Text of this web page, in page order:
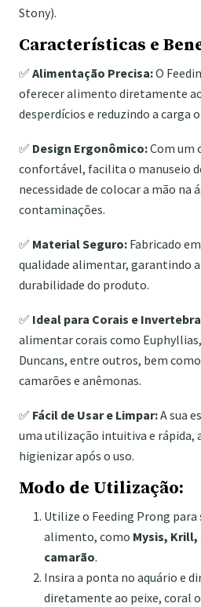
Stony).
Características e
✅ Alimentação Precisa:O
oferecer alimento diretamente
desperdícios e reduzindo a carga
✅ Design Ergonômico:Com um
confortável, facilita o manuseio
necessidade de colocar a mão na
contaminações.
✅ Material Seguro: Fabricado
qualidade alimentar, garantindo
durabilidade do produto.
✅ Ideal para Corais e
alimentar corais como
Duncans, entre outros, bem
camarões e anêmonas.
✅ Fácil de Usar e Limpar:A sua
uma utilização intuitiva e rápida,
higienizar após o uso.
Modo de Utilização:
Utilize o Feeding Prong para
alimento, como Mysis, Krill,
camarão.
Insira a ponta no aquário e
diretamente ao peixe, coral